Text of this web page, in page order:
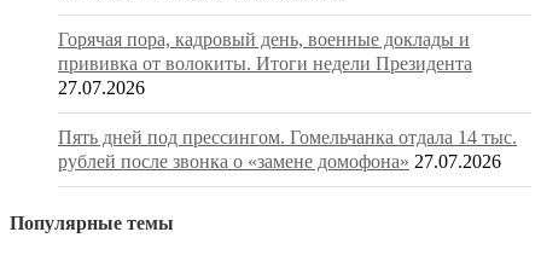
Горячая пора, кадровый день, военные доклады и
прививка от волокиты. Итоги недели Президента
27.07.2026
Пять дней под прессингом. Гомельчанка отдала 14 тыс.
рублей после звонка о «замене домофона» 27.07.2026
Популярные темы